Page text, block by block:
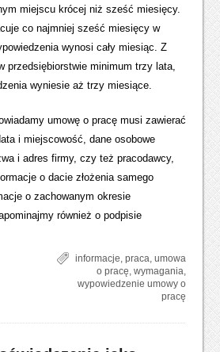
miejscu krócej niż sześć miesięcy.
co najmniej sześć miesięcy w
wynosi cały miesiąc. Z
przedsiębiorstwie minimum trzy lata,
wyniesie aż trzy miesiące.
umowę o pracę musi zawierać
i miejscowość, dane osobowe
i adres firmy, czy też pracodawcy,
o dacie złożenia samego
o zachowanym okresie
również o podpisie
informacje,praca,umowa
o pracę,wymagania,
wypowiedzenie umowy o
pracę